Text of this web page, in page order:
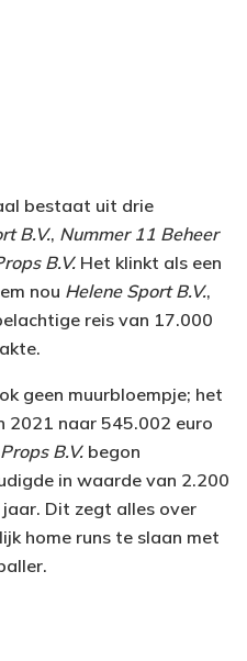
bestaat uit drie
B.V., Nummer 11 Beheer
B.V. Het klinkt als een
nou Helene Sport B.V.,
reis van 17.000
geen muurbloempje; het
2021 naar 545.002 euro
B.V. begon
in waarde van 2.200
Dit zegt alles over
home runs te slaan met